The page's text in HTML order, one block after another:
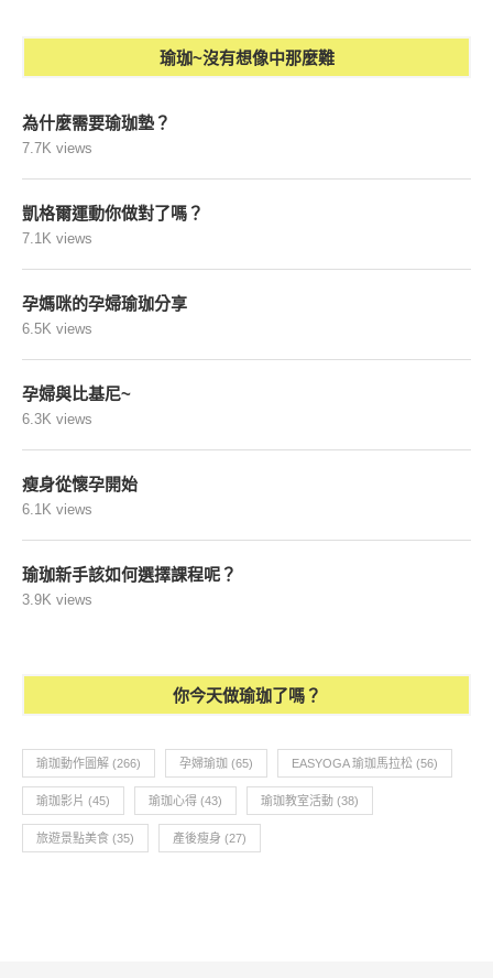
瑜珈~沒有想像中那麼難
為什麼需要瑜珈墊？
7.7K views
凱格爾運動你做對了嗎？
7.1K views
孕媽咪的孕婦瑜珈分享
6.5K views
孕婦與比基尼~
6.3K views
瘦身從懷孕開始
6.1K views
瑜珈新手該如何選擇課程呢？
3.9K views
你今天做瑜珈了嗎？
瑜珈動作圖解 (266) 孕婦瑜珈 (65) EASYOGA 瑜珈馬拉松 (56)
瑜珈影片 (45) 瑜珈心得 (43) 瑜珈教室活動 (38)
旅遊景點美食 (35) 產後瘦身 (27)